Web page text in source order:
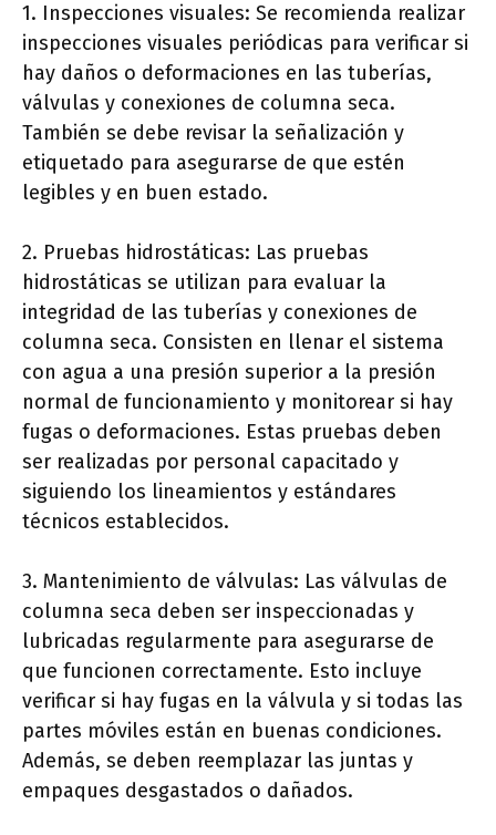
1. Inspecciones visuales: Se recomienda realizar
inspecciones visuales periódicas para verificar si
hay daños o deformaciones en las tuberías,
válvulas y conexiones de columna seca.
También se debe revisar la señalización y
etiquetado para asegurarse de que estén
legibles y en buen estado.
2. Pruebas hidrostáticas: Las pruebas
hidrostáticas se utilizan para evaluar la
integridad de las tuberías y conexiones de
columna seca. Consisten en llenar el sistema
con agua a una presión superior a la presión
normal de funcionamiento y monitorear si hay
fugas o deformaciones. Estas pruebas deben
ser realizadas por personal capacitado y
siguiendo los lineamientos y estándares
técnicos establecidos.
3. Mantenimiento de válvulas: Las válvulas de
columna seca deben ser inspeccionadas y
lubricadas regularmente para asegurarse de
que funcionen correctamente. Esto incluye
verificar si hay fugas en la válvula y si todas las
partes móviles están en buenas condiciones.
Además, se deben reemplazar las juntas y
empaques desgastados o dañados.